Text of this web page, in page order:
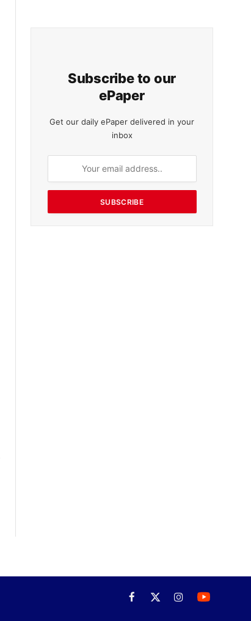
Subscribe to our
ePaper
Get our daily ePaper delivered in your
inbox
SUBSCRIBE
Facebook
X
Instagram